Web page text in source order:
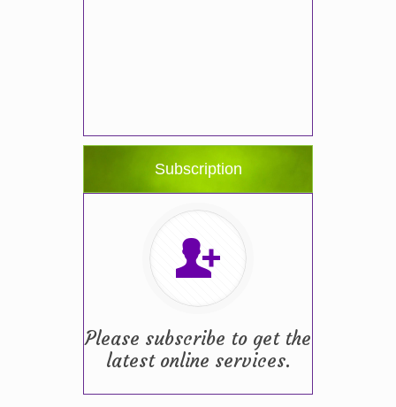
Subscription
Please subscribe to get the
latest online services.